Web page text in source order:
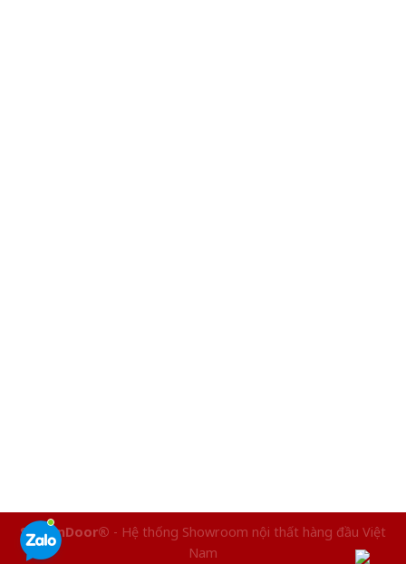
SaigonDoor® - Hệ thống Showroom nội thất hàng đầu Việt
Nam